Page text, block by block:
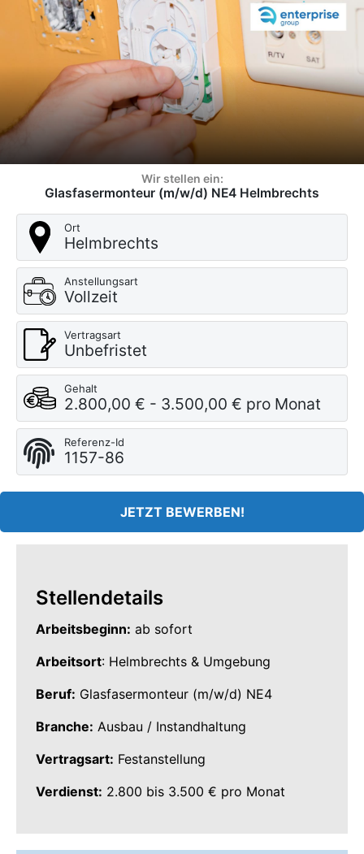
Wir stellen ein:
Glasfasermonteur (m/w/d) NE4 Helmbrechts
Ort
Helmbrechts
Anstellungsart
Vollzeit
Vertragsart
Unbefristet
Gehalt
2.800,00 € - 3.500,00 € pro Monat
Referenz-Id
1157-86
JETZT BEWERBEN!
Stellendetails
Arbeitsbeginn: ab sofort
Arbeitsort: Helmbrechts & Umgebung
Beruf: Glasfasermonteur (m/w/d) NE4
Branche: Ausbau / Instandhaltung
Vertragsart: Festanstellung
Verdienst: 2.800 bis 3.500 € pro Monat